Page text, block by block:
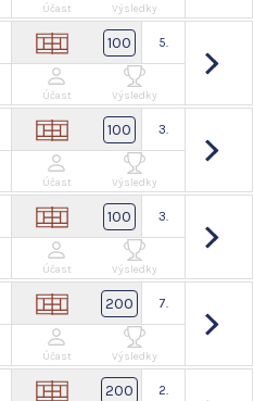
Účast Výsledky
100 5.
Účast Výsledky
100 3.
Účast Výsledky
100 3.
Účast Výsledky
200 7.
Účast Výsledky
200 2.